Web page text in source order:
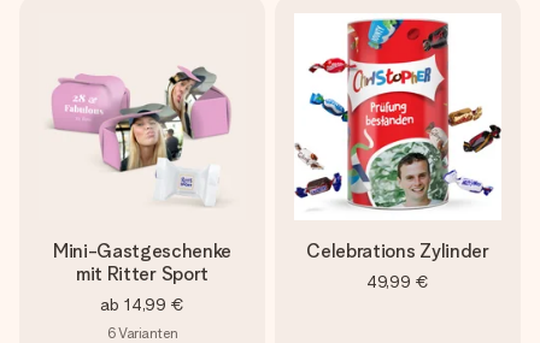
Mini-Gastgeschenke
mit Ritter Sport
ab 14,99 €
6Varianten
Celebrations Zylinder
49,99 €